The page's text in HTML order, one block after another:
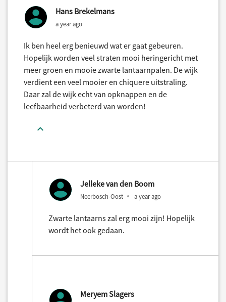
Hans Brekelmans
a year ago
Ik ben heel erg benieuwd wat er gaat gebeuren.
Hopelijk worden veel straten mooi heringericht met
meer groen en mooie zwarte lantaarnpalen. De wijk
verdient een veel mooier en chiquere uitstraling.
Daar zal de wijk echt van opknappen en de
leefbaarheid verbeterd van worden!
Jelleke van den Boom
Neerbosch-Oost a year ago
Zwarte lantaarns zal erg mooi zijn! Hopelijk
wordt het ook gedaan.
Meryem Slagers